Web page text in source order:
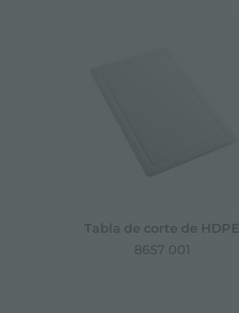
Tabla de corte de HDPE
8657 001